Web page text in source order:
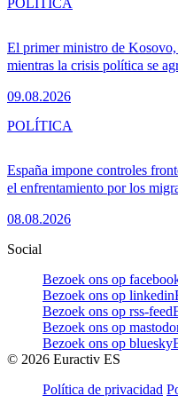
El primer ministro de Kosovo,
mientras la crisis política se
09.08.2026
España impone controles
el enfrentamiento por los
08.08.2026
POLÍTICA
Social
Bezoek ons op
Bezoek ons op linkedin
Bezoek ons op rss-feed
Bezoek ons op
Bezoek ons op bluesky
© 2026 Euractiv ES
Política de privacidad